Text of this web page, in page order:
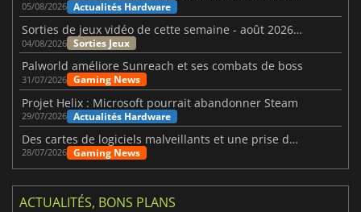
05/08/2026 Actualités Hardware
Sorties de jeux vidéo de cette semaine - août 2026 (semaine 32)
04/08/2026 Sorties Jeux
Palworld améliore Sunreach et ses combats de boss
31/07/2026 Gaming News
Projet Helix : Microsoft pourrait abandonner Steam
29/07/2026 Actualités Hardware
Des cartes de logiciels malveillants et une prise de contrôle de Discord ont touché Meccha Chameleon
28/07/2026 Gaming News
ACTUALITÉS, BONS PLANS